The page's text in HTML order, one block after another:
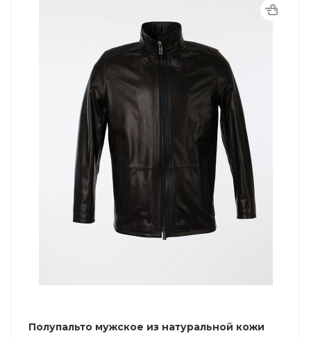
Полупальто мужское из натуральной кожи